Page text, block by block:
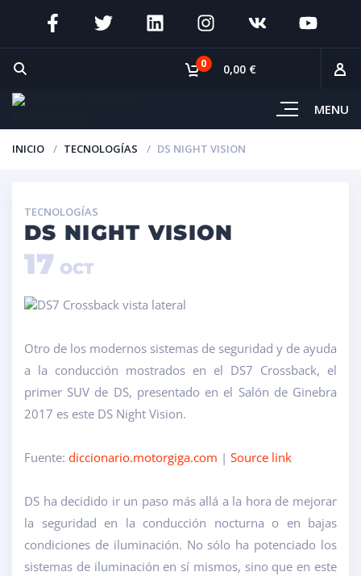
MENU
0 0,00 €
INICIO TECNOLOGÍAS DS NIGHT VISION
TECNOLOGÍAS
DS NIGHT VISION
17 OCT
Otro de los modernos sistemas de seguridad y de ayuda
a la conducción mostrados en el DS7 Crossback, el
primer SUV de DS, presentado en el Salón de Ginebra
2017 es este DS Night Vision.
Fuente: diccionario.motorgiga.com | Source link
DS ha decidido ir un paso más allá a la hora de mejorar
la seguridad en la conducción nocturna o en bajas
condiciones de iluminación. No sólo ha potenciado los
sistemas de iluminación en sí mismos, sino que en este